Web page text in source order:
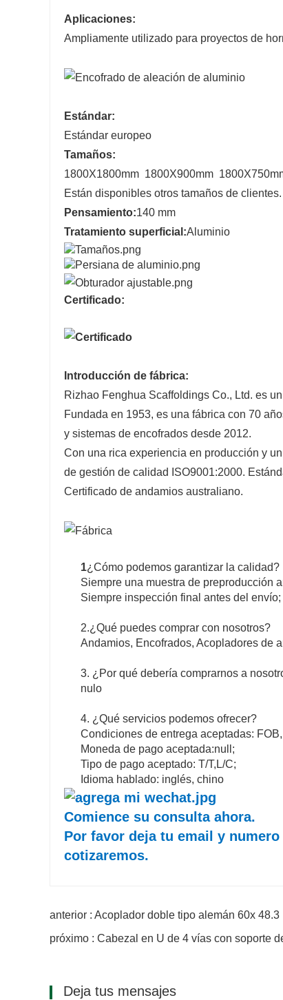
Aplicaciones:
Ampliamente utilizado para proyectos de
Estándar:
Estándar europeo
Tamaños:
1800X1800mm 1800X900mm
Están disponibles otros tamaños de clientes.
Pensamiento:140 mm
Tratamiento superficial:Aluminio
Certificado:
Introducción de fábrica:
Rizhao Fenghua Scaffoldings Co., Ltd. es
Fundada en 1953, es una fábrica con 70
y sistemas de encofrados desde 2012.
Con una rica experiencia en producción y
de gestión de calidad ISO9001:2000.
Certificado de andamios australiano.
1¿Cómo podemos garantizar la calidad?
Siempre una muestra de preproducción
Siempre inspección final antes del envío;
2.¿Qué puedes comprar con nosotros?
Andamios, Encofrados, Acopladores de
3. ¿Por qué debería comprarnos a
nulo
4. ¿Qué servicios podemos ofrecer?
Condiciones de entrega aceptadas:
Moneda de pago aceptada:null;
Tipo de pago aceptado: T/T,L/C;
Idioma hablado: inglés, chino
Comience su consulta ahora.
Por favor deja tu email y
cotizaremos.
anterior : Acoplador doble tipo alemán 60x 48.3
próximo : Cabezal en U de 4 vías con soporte
Deja tus mensajes